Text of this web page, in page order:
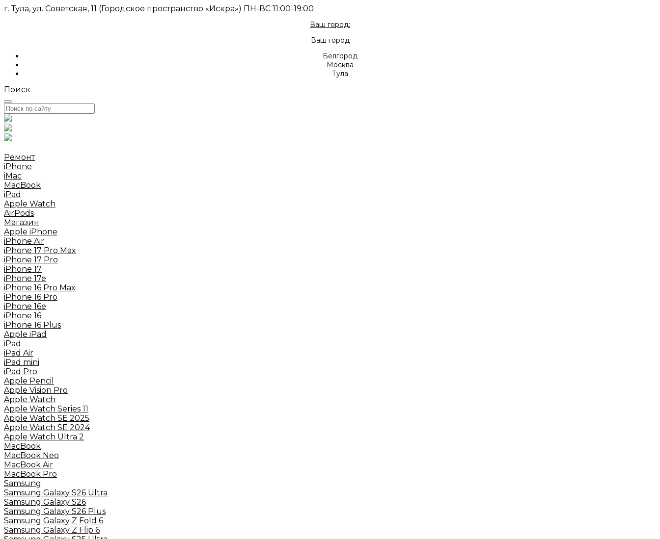
г. Тула, ул. Советская, 11 (Городское пространство «Искра») ПН-ВС 11:00-19:00
Ваш город:
Ваш город
Белгород
Москва
Тула
Поиск
Ремонт
iPhone
iMac
MacBook
iPad
Apple Watch
AirPods
Mагазин
Apple iPhone
iPhone Air
iPhone 17 Pro Max
iPhone 17 Pro
iPhone 17
iPhone 17e
iPhone 16 Pro Max
iPhone 16 Pro
iPhone 16e
iPhone 16
iPhone 16 Plus
Apple iPad
iPad
iPad Air
iPad mini
iPad Pro
Apple Pencil
Apple Vision Pro
Apple Watch
Apple Watch Series 11
Apple Watch SE 2025
Apple Watch SE 2024
Apple Watch Ultra 2
MacBook
MacBook Neo
MacBook Air
MacBook Pro
Samsung
Samsung Galaxy S26 Ultra
Samsung Galaxy S26
Samsung Galaxy S26 Plus
Samsung Galaxy Z Fold 6
Samsung Galaxy Z Flip 6